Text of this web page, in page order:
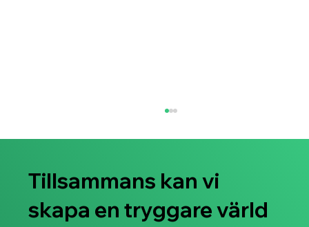
Tillsammans kan vi
skapa en tryggare värld